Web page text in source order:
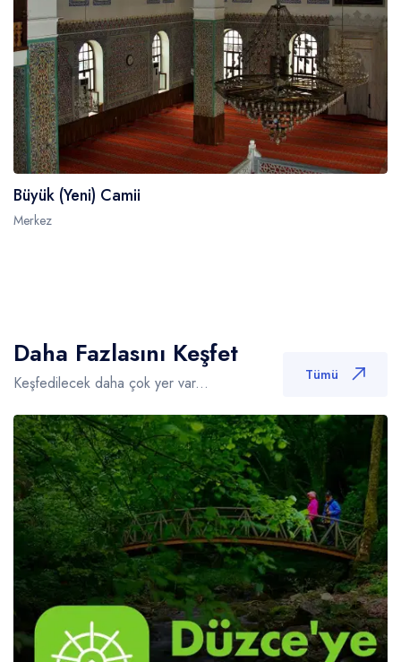
Büyük (Yeni) Camii
Merkez
Daha Fazlasını Keşfet
Keşfedilecek daha çok yer var... Tümü